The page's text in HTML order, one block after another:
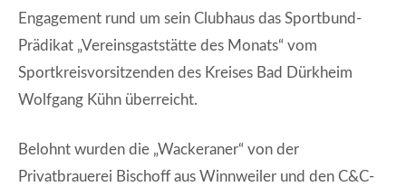
Engagement rund um sein Clubhaus das Sportbund-
Prädikat „Vereinsgaststätte des Monats“ vom
Sportkreisvorsitzenden des Kreises Bad Dürkheim
Wolfgang Kühn überreicht.
Belohnt wurden die „Wackeraner“ von der
Privatbrauerei Bischoff aus Winnweiler und den C&C-